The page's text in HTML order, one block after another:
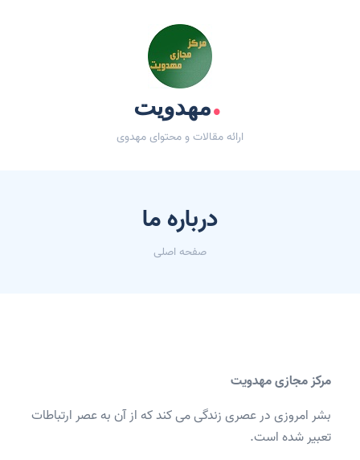
.مهدویت
ارائه مقالات و محتوای مهدوی
درباره ما
صفحه اصلی
مرکز مجازی مهدویت
بشر امروزی در عصری زندگی می کند که از آن به عصر ارتباطات
تعبیر شده است.